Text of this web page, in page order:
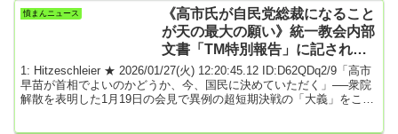
歳未満の子どもがいる世帯は917万4000世帯だったということです。
全世帯のおよそ16.7%で、過去2番目に少ない割合となっています。
憤まんニュース
《高市氏が自民党総裁になること
が天の最大の願い》統一教会内部
文書「TM特別報告」に記されて
いた高市早苗首相の“評価”
1: Hitzeschleier ★ 2026/01/27(火) 12:20:45.12 ID:D62QDq2/9「高市
早苗が首相でよいのかどうか、今、国民に決めていただく」──衆院
解散を表明した1月19日の会見で異例の超短期決戦の「大義」をこう